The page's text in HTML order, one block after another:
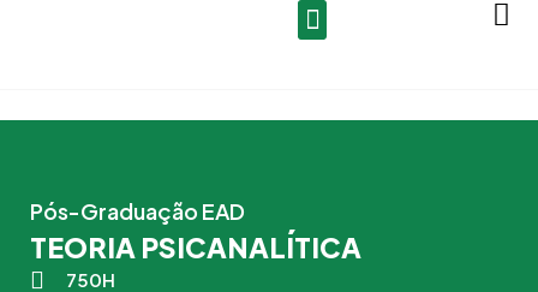
Pós-Graduação EAD
TEORIA PSICANALÍTICA
750H